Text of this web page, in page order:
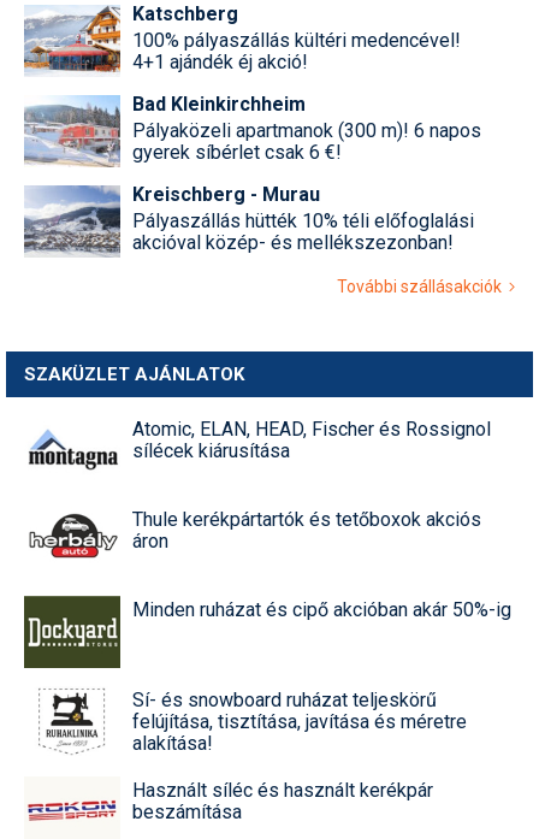
Katschberg
100% pályaszállás kültéri medencével!
4+1 ajándék éj akció!
Bad Kleinkirchheim
Pályaközeli apartmanok (300 m)! 6 napos
gyerek síbérlet csak 6 €!
Kreischberg - Murau
Pályaszállás hütték 10% téli előfoglalási
akcióval közép- és mellékszezonban!
További szállásakciók
SZAKÜZLET AJÁNLATOK
Atomic, ELAN, HEAD, Fischer és Rossignol
sílécek kiárusítása
Thule kerékpártartók és tetőboxok akciós
áron
Minden ruházat és cipő akcióban akár 50%-ig
Sí- és snowboard ruházat teljeskörű
felújítása, tisztítása, javítása és méretre
alakítása!
Használt síléc és használt kerékpár
beszámítása